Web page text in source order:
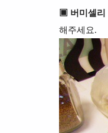
▣ 버미셀리
해주세요.